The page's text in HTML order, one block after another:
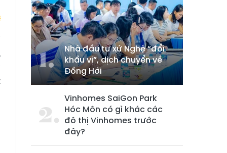
Nhà đầu tư xứ Nghệ “đổi
khẩu vị”, dịch chuyển về
Đồng Hới
Vinhomes SaiGon Park
Hóc Môn có gì khác các
đô thị Vinhomes trước
đây?